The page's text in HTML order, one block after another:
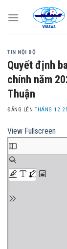
TIN NỘI BỘ
Quyết định
chính năm
Thuận
ĐĂNG LÊNTHÁNG 12
View Fullscreen